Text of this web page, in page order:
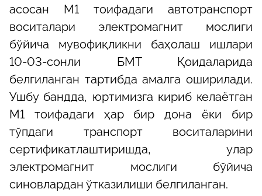
асосан М1 тоифадаги автотранспорт
воситалари электромагнит мослиги
бўйича мувофиқликни баҳолаш ишлари
10-03-сонли БМТ Қоидаларида
белгиланган тартибда амалга оширилади.
Ушбу бандда, юртимизга кириб келаётган
М1 тоифадаги ҳар бир дона ёки бир
тўпдаги транспорт воситаларини
сертификатлаштиришда, улар
электромагнит мослиги бўйича
синовлардан ўтказилиши белгиланган.